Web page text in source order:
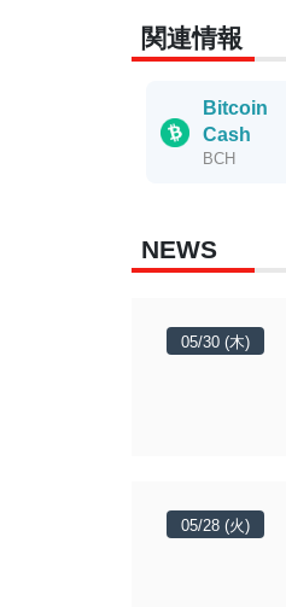
関連情報
Bitcoin
Cash
BCH
NEWS
05/30 (木)
05/28 (火)